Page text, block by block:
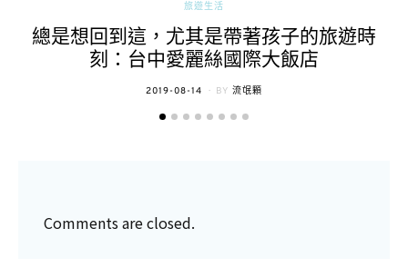
旅遊生活
總是想回到這，尤其是帶著孩子的旅遊時
刻：台中愛麗絲國際大飯店
POSTED
2019-08-14 BY 流氓顆
Comments are closed.